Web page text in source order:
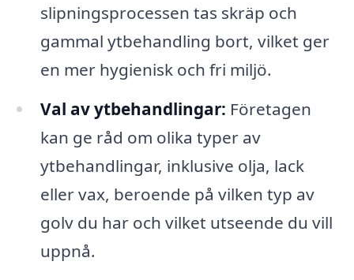
slipningsprocessen tas skräp och
gammal ytbehandling bort, vilket ger
en mer hygienisk och fri miljö.
Val av ytbehandlingar: Företagen
kan ge råd om olika typer av
ytbehandlingar, inklusive olja, lack
eller vax, beroende på vilken typ av
golv du har och vilket utseende du vill
uppnå.